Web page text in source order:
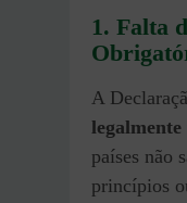
1. Falta
A
países não
princípios